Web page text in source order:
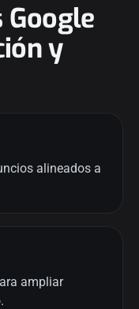
y
alineados a
ampliar